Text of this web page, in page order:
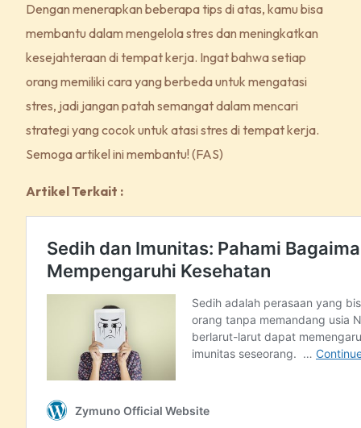
Dengan menerapkan beberapa tips di atas, kamu bisa
membantu dalam mengelola stres dan meningkatkan
kesejahteraan di tempat kerja. Ingat bahwa setiap
orang memiliki cara yang berbeda untuk mengatasi
stres, jadi jangan patah semangat dalam mencari
strategi yang cocok untuk atasi stres di tempat kerja.
Semoga artikel ini membantu! (FAS)
Artikel Terkait :